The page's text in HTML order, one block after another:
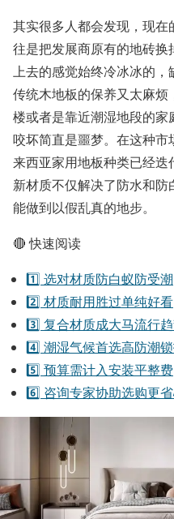
其实很多人都会发现，现
往是把发展商原有的地砖
上去的感觉始终冷冰冰的，
传统木地板的保养又太麻
楼或者是靠近潮湿地段的
咬坏简直是噩梦。在这种市
来西亚家用地板种类已经
新材质不仅解决了防水和
能做到以假乱真的地步。
🔴 快速阅读
1️⃣ 选对材质防白蚁防受潮
2️⃣ 材质耐用胜过单纯好看
3️⃣ 复合材质成大马流行
4️⃣ 潮湿气候首选高防潮
5️⃣ 预算需计入安装平整费
6️⃣ 咨询专家协助选购更